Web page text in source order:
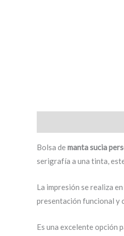
Bolsa de manta sucia
serigrafía a una tinta,
La impresión se realiza en
presentación funcional y
Es una excelente opción